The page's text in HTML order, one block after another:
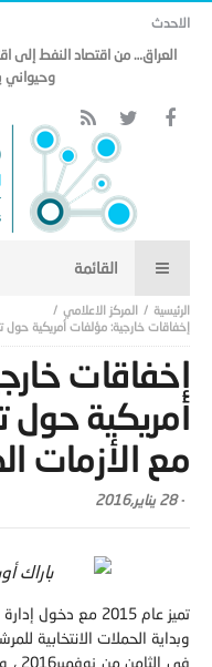
الاحدث
مذكرة التفاهم وتأثيرها
إخفاقات خارجية‮:‬ مؤلفات أمريكية حول
إخفاقات
أمريكية حول
مع الأزمات
-28 يناير,2016
وبداية الحملات الانتخابية